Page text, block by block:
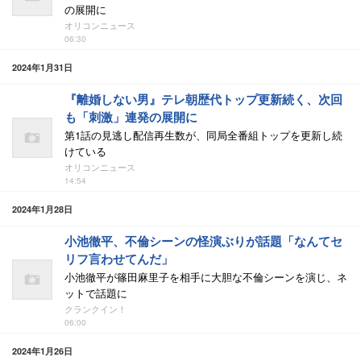
の展開に
オリコンニュース
06:30
2024年1月31日
『離婚しない男』テレ朝歴代トップ更新続く、次回
も「刺激」連発の展開に
第1話の見逃し配信再生数が、同局全番組トップを更新し続
けている
オリコンニュース
14:54
2024年1月28日
小池徹平、不倫シーンの怪演ぶりが話題「なんてセ
リフ言わせてんだ」
小池徹平が篠田麻里子を相手に大胆な不倫シーンを演じ、ネ
ットで話題に
クランクイン！
06:00
2024年1月26日